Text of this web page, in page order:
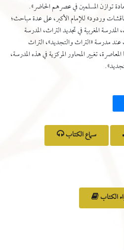
توازن المسلمين في عصرهم الحاضر».
وردود» للإمام الأكبر، على عدة مباحث؛
المغربية في تجديد التراث، المدرسة
عند مدرسة «التراث والتجديد»، التراث
تغيير المحاور المركزية في هذه المدرسة،
سماع الكتاب
الكتاب